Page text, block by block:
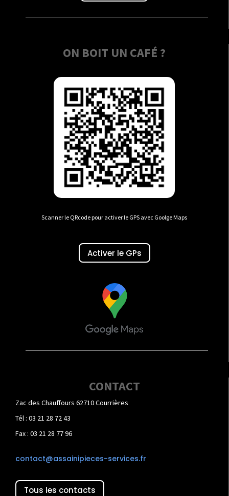
ON BOIT UN CAFÉ ?
Scanner le QRcode pour activer le GPS avec Goolge Maps
Activer le GPs
CONTACT
Zac des Chauffours 62710 Courrières
Tél : 03 21 28 72 43
Fax : 03 21 28 77 96
contact@assainipieces-services.fr
Tous les contacts